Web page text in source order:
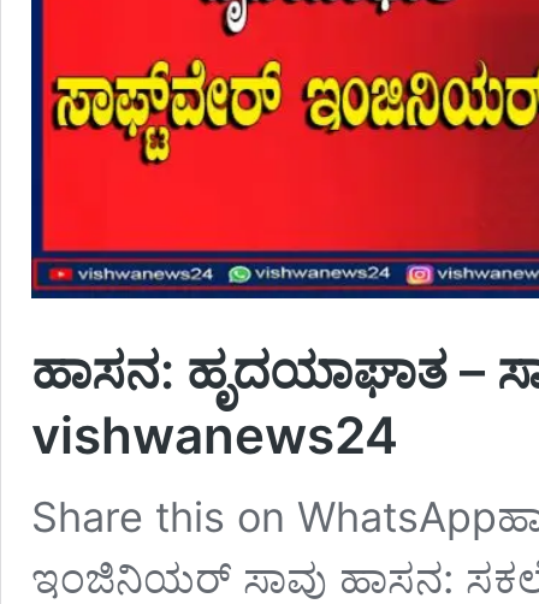
ಹಾಸನ: ಹೃದಯಾಘಾತ –
vishwanews24
Share this on
ಇಂಜಿನಿಯ‌ರ್ ಸಾವು ಹಾಸನ: